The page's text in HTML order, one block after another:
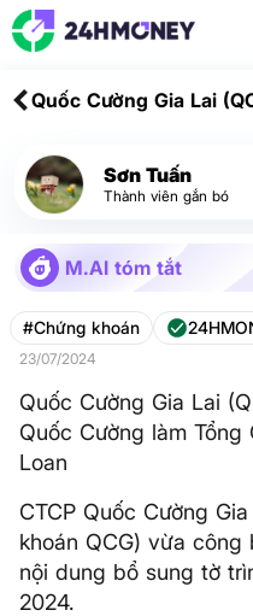
Quốc Cường Gia Lai
Tổng Giám đốc thay bà
Sơn Tuấn
Thành viên gắn bó
M.AI tóm tắt
#Chứng khoán
23/07/2024
Quốc Cường Gia Lai
Quốc Cường làm
Loan
CTCP Quốc Cường
khoán QCG) vừa
nội dung bổ sung tờ
2024.